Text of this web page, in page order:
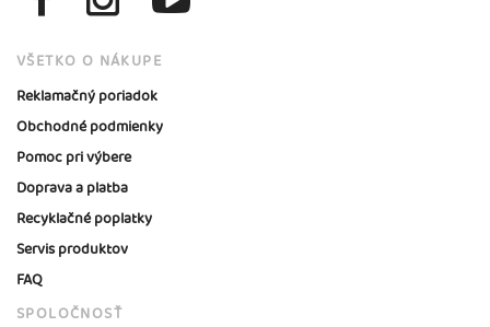
VŠETKO O NÁKUPE
Reklamačný poriadok
Obchodné podmienky
Pomoc pri výbere
Doprava a platba
Recyklačné poplatky
Servis produktov
FAQ
SPOLOČNOSŤ